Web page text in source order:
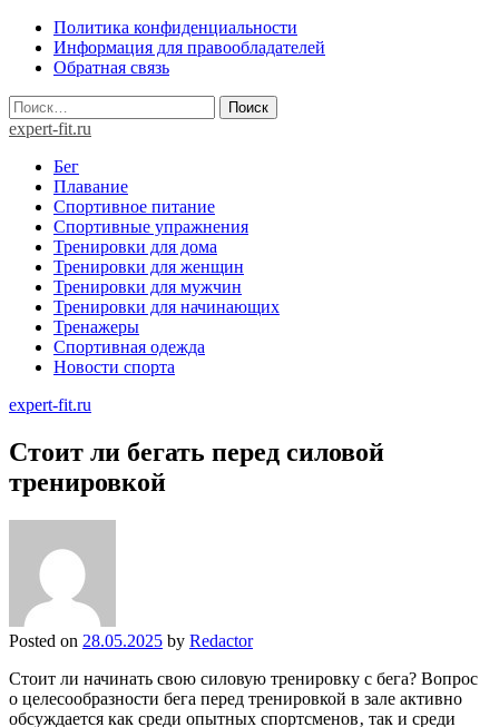
Skip
content
Политика конфиденциальности
Информация для правообладателей
Обратная связь
Найти:
expert-fit.ru
Бег
Плавание
Спортивное питание
Спортивные упражнения
Тренировки для дома
Тренировки для женщин
Тренировки для мужчин
Тренировки для начинающих
Тренажеры
Спортивная одежда
Новости спорта
expert-fit.ru
Стоит ли бегать перед силовой
тренировкой
Posted on 28.05.2025 by Redactor
Стоит ли начинать свою силовую тренировку с бега? Вопрос
о целесообразности бега перед тренировкой в зале активно
обсуждается как среди опытных спортсменов‚ так и среди